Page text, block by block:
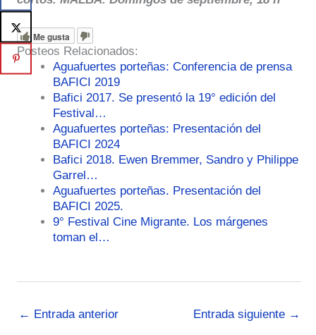
Me gusta
Posteos Relacionados:
Aguafuertes porteñas: Conferencia de prensa
BAFICI 2019
Bafici 2017. Se presentó la 19° edición del
Festival…
Aguafuertes porteñas: Presentación del
BAFICI 2024
Bafici 2018. Ewen Bremmer, Sandro y Philippe
Garrel…
Aguafuertes porteñas. Presentación del
BAFICI 2025.
9° Festival Cine Migrante. Los márgenes
toman el…
← Entrada anterior Entrada siguiente →